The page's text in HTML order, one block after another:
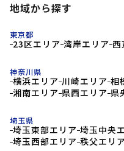
地域から探す
東京都
23区エリア 湾岸エリア 西
神奈川県
横浜エリア 川崎エリア 相
湘南エリア 県西エリア 県
埼玉県
埼玉東部エリア 埼玉中央
埼玉西部エリア 秩父エリア